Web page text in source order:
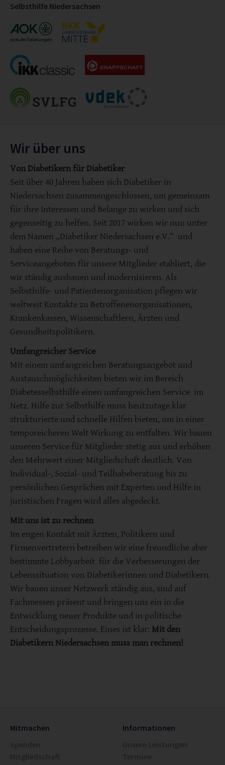
Selbsthilfe Niedersachsen
Wir über uns
Von Diabetikern für Diabetiker
Seit über 40 Jahren haben sich Diabetiker in
Niedersachsen zusammengeschlossen, um gemeinsam
für ihre Interessen und Belange zu wirken und sich
gegenseitig zu helfen. Seit 2017 wirken wir nun unter
dem Namen „Diabetiker Niedersachsen e.V.“ und
haben eine Reihe von Beratungs- und
Serviceangeboten für unsere Mitglieder etabliert, die
wir ständig ausbauen und modernisieren. Als
Selbsthilfe- und Patientenorganisation pflegen wir
weltweit Kontakte zu Betroffenenorganisationen,
Krankenkassen, Wissenschaftlern, Ärzten und
Gesundheitspolitikern.
Umfangreicher Service
Mit einem umfangreichen Beratungsangebot und
Austauschmöglichkeiten bieten wir im Bereich
Diabetesselbsthilfe einen umfangreichen Service im
Netz. Hilfe zur Selbsthilfe muss heutzutage klar
strukturierte und schnelle Hilfen bieten, um in einer
temporeicheren Welt Wirkung zu entfalten. Wir bauen
unseren Service für Mitglieder stetig aus und erhöhen
den Mehrwert einer Mitgliedschaft deutlich. Von
Individual-, Sozial- und Teilhabeberatung bis zu
persönlichen Gesprächen mit Experten und Hilfe in
juristischen Fragen wird alles abgedeckt.
Mit uns ist zu rechnen
Im engen Kontakt mit Ärzten, Politikern und
Firmenvertretern betreiben wir eine freundliche aber
bestimmte Lobbyarbeit für die Verbesserungen der
Lebenssituation von Diabetikerinnen und Diabetikern.
Wir bauen unser Netzwerk ständig aus, sind auf
Fachmessen präsent und bringen uns ein in die
Entwicklung neuer Produkte und in politische
Entscheidungsprozesse. Eines ist klar: Mit den
Diabetikern Niedersachsen muss man rechnen!
Mitmachen
Informationen